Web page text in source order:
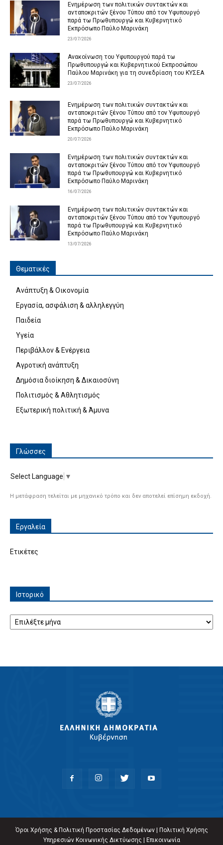
Ενημέρωση των πολιτικών συντακτών και
ανταποκριτών ξένου Τύπου από τον Υφυπουργό
παρά τω Πρωθυπουργώ και Κυβερνητικό
Εκπρόσωπο Παύλο Μαρινάκη
23/07/2026
Ανακοίνωση του Υφυπουργού παρά τω
Πρωθυπουργώ και Κυβερνητικού Εκπροσώπου
Παύλου Μαρινάκη για τη συνεδρίαση του ΚΥΣΕΑ
23/07/2026
Ενημέρωση των πολιτικών συντακτών και
ανταποκριτών ξένου Τύπου από τον Υφυπουργό
παρά τω Πρωθυπουργώ και Κυβερνητικό
Εκπρόσωπο Παύλο Μαρινάκη
20/07/2026
Ενημέρωση των πολιτικών συντακτών και
ανταποκριτών ξένου Τύπου από τον Υφυπουργό
παρά τω Πρωθυπουργώ και Κυβερνητικό
Εκπρόσωπο Παύλο Μαρινάκη
16/07/2026
Ενημέρωση των πολιτικών συντακτών και
ανταποκριτών ξένου Τύπου από τον Υφυπουργό
παρά τω Πρωθυπουργώ και Κυβερνητικό
Εκπρόσωπο Παύλο Μαρινάκη
13/07/2026
Θεματικές
Ανάπτυξη & Οικονομία
Εργασία, ασφάλιση & αλληλεγγύη
Παιδεία
Υγεία
Περιβάλλον & Ενέργεια
Αγροτική ανάπτυξη
Δημόσια διοίκηση & Δικαιοσύνη
Πολιτισμός & Αθλητισμός
Εξωτερική πολιτική & Άμυνα
Γλώσσες
Select Language ▼
Η μετάφραση τελείται με μηχανικό τρόπο και δεν αποτελεί επίσημη εκδοχή.
Εργαλεία
Ετικέτες
Ιστορικό
Ιστορικό
Όροι Χρήσης & Πολιτική Προστασίας Δεδομένων| Πολιτική Χρήσης
Υπηρεσιών Κοινωνικής Δικτύωσης | Επικοινωνία